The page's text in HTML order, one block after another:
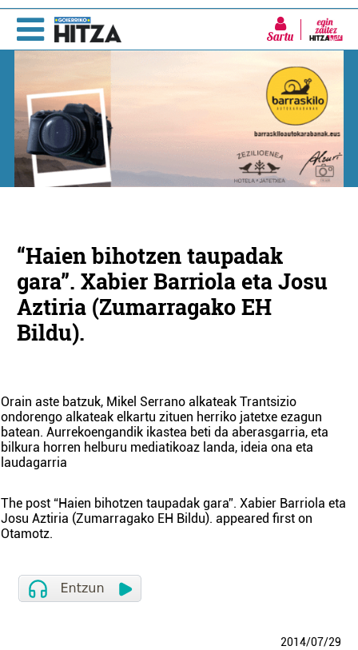
Sartu
“Haien bihotzen taupadak
gara”. Xabier Barriola eta Josu
Aztiria (Zumarragako EH
Bildu).
Orain aste batzuk, Mikel Serrano alkateak Trantsizio
ondorengo alkateak elkartu zituen herriko jatetxe ezagun
batean. Aurrekoengandik ikastea beti da aberasgarria, eta
bilkura horren helburu mediatikoaz landa, ideia ona eta
laudagarria
The post “Haien bihotzen taupadak gara”. Xabier Barriola eta
Josu Aztiria (Zumarragako EH Bildu). appeared first on
Otamotz.
2014/07/29